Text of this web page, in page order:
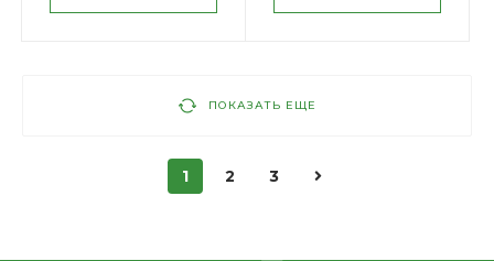
ПОКАЗАТЬ ЕЩЕ
1 2 3